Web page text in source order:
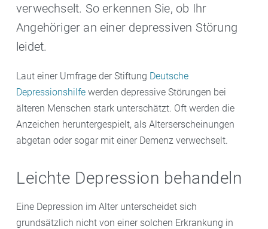
verwechselt. So erkennen Sie, ob Ihr
Angehöriger an einer depressiven Störung
leidet.
Laut einer Umfrage der Stiftung Deutsche
Depressionshilfe werden depressive Störungen bei
älteren Menschen stark unterschätzt. Oft werden die
Anzeichen heruntergespielt, als Alterserscheinungen
abgetan oder sogar mit einer Demenz verwechselt.
Leichte Depression behandeln
Eine Depression im Alter unterscheidet sich
grundsätzlich nicht von einer solchen Erkrankung in